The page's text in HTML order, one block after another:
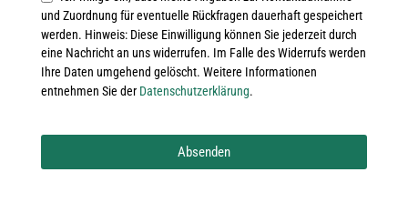
und Zuordnung für eventuelle Rückfragen dauerhaft gespeichert
werden. Hinweis: Diese Einwilligung können Sie jederzeit durch
eine Nachricht an uns widerrufen. Im Falle des Widerrufs werden
Ihre Daten umgehend gelöscht. Weitere Informationen
entnehmen Sie der Datenschutzerklärung.
Absenden